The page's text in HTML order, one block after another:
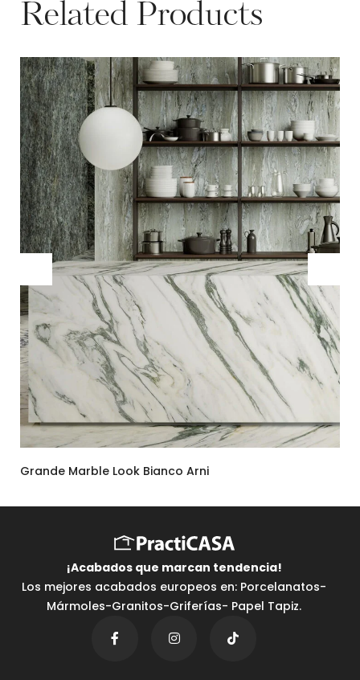
Related Products
Grande Marble Look Bianco Arni
¡Acabados que marcan tendencia⁣!
Los mejores acabados europeos en: Porcelanatos-
Mármoles-Granitos-Griferías- Papel Tapiz.